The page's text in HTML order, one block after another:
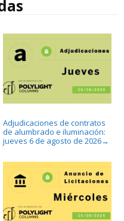
Adjudicaciones de contratos
de alumbrado e iluminación:
jueves 6 de agosto de 2026→